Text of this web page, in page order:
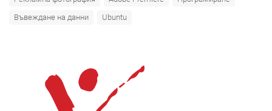
Въвеждане на данни
Ubuntu